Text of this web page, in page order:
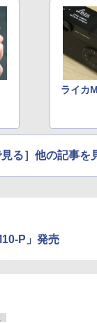
ライカ
見る］他の記事を
P」発売